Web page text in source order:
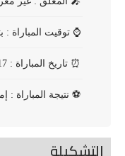
⌚ توقيت المباراة :
⏰ تاريخ المباراة : 17 يناير 2026
⚽ نتيجة المباراة : إمبولي 0 - 0
التشكيلة